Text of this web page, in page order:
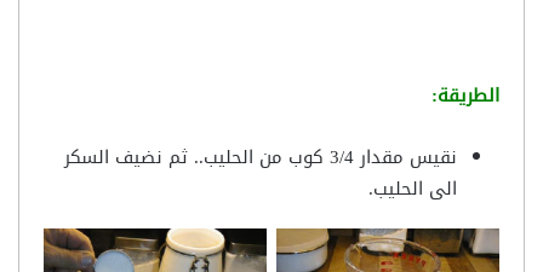
الطريقة:
نقيس مقدار 3/4 كوب من الحليب.. ثم نضيف السكر
الى الحليب.